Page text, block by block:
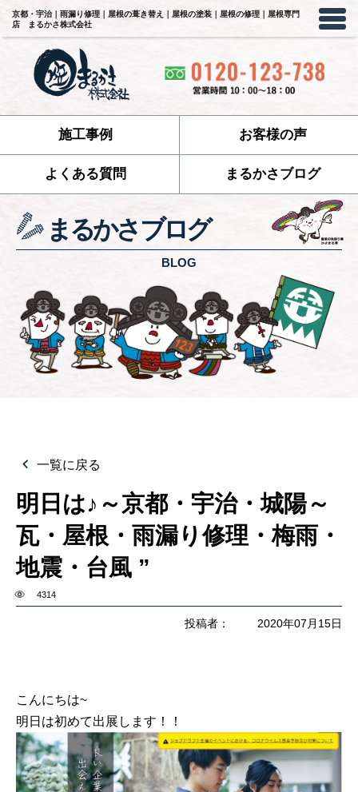
京都・宇治｜雨漏り修理｜屋根の葺き替え｜屋根の塗装｜屋根の修理｜屋根専門
店 まるかさ株式会社
施工事例 お客様の声
よくある質問 まるかさブログ
まるかさブログ
BLOG
一覧に戻る
明日は♪～京都・宇治・城陽～
瓦・屋根・雨漏り修理・梅雨・
地震・台風 ”
4314
投稿者： 2020年07月15日
こんにちは~
明日は初めて出展します！！